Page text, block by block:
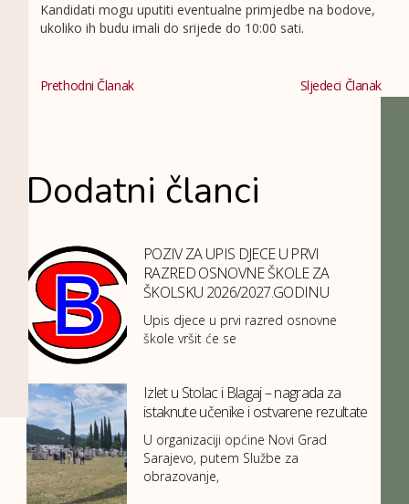
Kandidati mogu uputiti eventualne primjedbe na bodove,
ukoliko ih budu imali do srijede do 10:00 sati.
Prethodni Članak Sljedeci Članak
Dodatni članci
POZIV ZA UPIS DJECE U PRVI
RAZRED OSNOVNE ŠKOLE ZA
ŠKOLSKU 2026/2027.GODINU
Upis djece u prvi razred osnovne
škole vršit će se
Izlet u Stolac i Blagaj – nagrada za
istaknute učenike i ostvarene rezultate
U organizaciji općine Novi Grad
Sarajevo, putem Službe za
obrazovanje,